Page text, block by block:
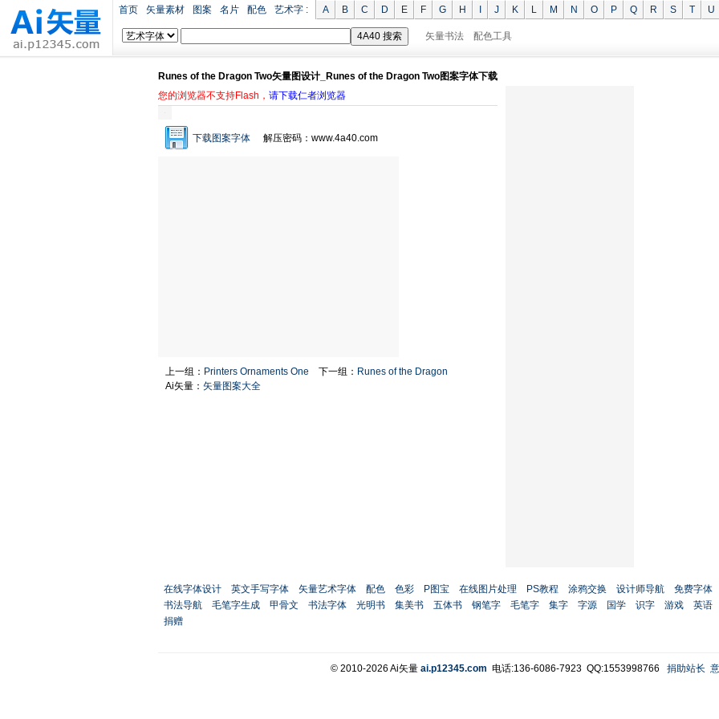
首页 矢量素材 图案 名片 配色 艺术字 : A B C D E F G H J K L M N O P Q R S T U
矢量书法 配色工具
Runes of the Dragon Two矢量图设计_Runes of the Dragon Two图案字体下载
您的浏览器不支持Flash， 请下载仁者浏览器
下载图案字体 解压密码：www.4a40.com
上一组： Printers Ornaments One 下一组： Runes of the Dragon
Ai矢量： 矢量图案大全
在线字体设计 英文手写字体 矢量艺术字体 配色 色彩 P图宝 在线图片处理 PS教程 涂鸦交换 设计师导航 免费字体
书法导航
毛笔字生成 甲骨文 书法字体 光明书 集美书 五体书 钢笔字 毛笔字 集字 字源 国学 识字 游戏 英语
捐赠
© 2010-2026 Ai矢量 ai.p12345.com 电话:136-6086-7923 QQ:1553998766 捐助站长